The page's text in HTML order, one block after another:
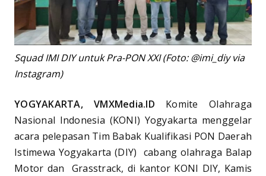
Squad IMI DIY untuk Pra-PON XXI (Foto: @imi_diy via
Instagram)
YOGYAKARTA, VMXMedia.ID Komite Olahraga
Nasional Indonesia (KONI) Yogyakarta menggelar
acara pelepasan Tim Babak Kualifikasi PON Daerah
Istimewa Yogyakarta (DIY) cabang olahraga Balap
Motor dan Grasstrack, di kantor KONI DIY, Kamis